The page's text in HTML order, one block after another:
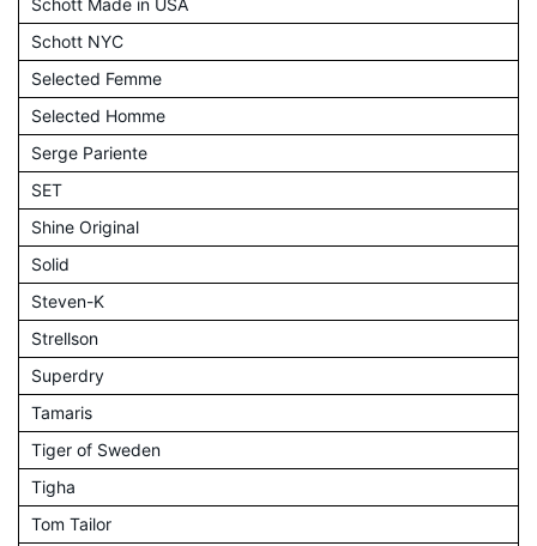
Schott NYC
Selected Femme
Selected Homme
Serge Pariente
SET
Shine Original
Solid
Steven-K
Strellson
Superdry
Tamaris
Tiger of Sweden
Tigha
Tom Tailor